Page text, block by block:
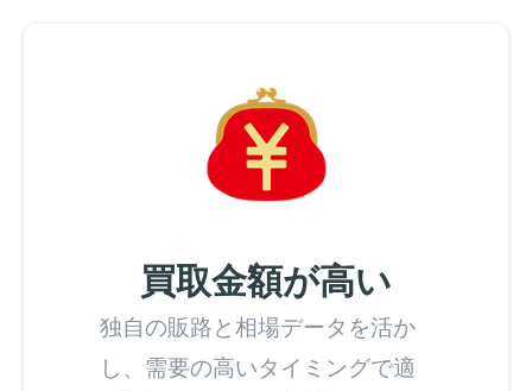
買取金額が高い
独自の販路と相場データを活か
し、需要の高いタイミングで適